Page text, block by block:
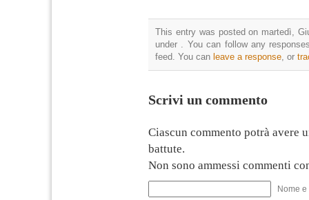
This entry was posted on martedì,
under . You can follow any
feed. You can leave a response, or
Scrivi un commento
Ciascun commento potrà avere
battute.
Non sono ammessi commenti
Nome